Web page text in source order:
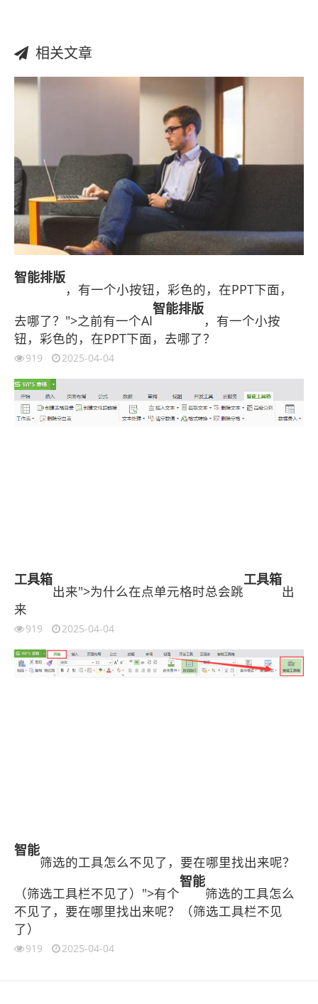
相关文章
智能排版
，有一个小按钮，彩色的，在PPT下面，
去哪了？">之前有一个AI
智能排版
，有一个小按
钮，彩色的，在PPT下面，去哪了？
919 2025-04-04
工具箱
出来">为什么在点单元格时总会跳
工具箱
出
来
919 2025-04-04
智能
筛选的工具怎么不见了，要在哪里找出来呢？
（筛选工具栏不见了）">有个
智能
筛选的工具怎么
不见了，要在哪里找出来呢？（筛选工具栏不见
了）
919 2025-04-04